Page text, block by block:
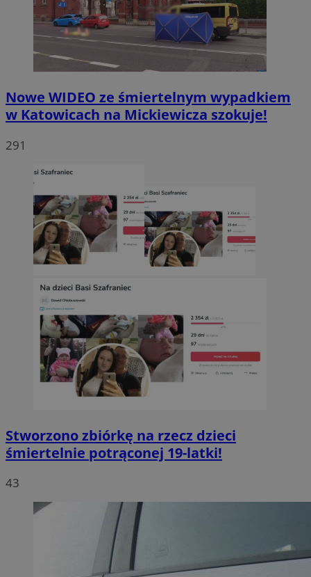
Nowe WIDEO ze śmiertelnym wypadkiem
w Katowicach na Mickiewicza szokuje!
291
Stworzono zbiórkę na rzecz dzieci
śmiertelnie potrąconej 19-latki!
43